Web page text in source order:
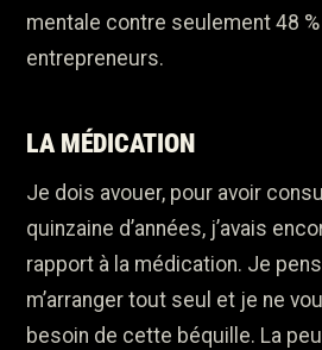
mentale contre seulement 48
entrepreneurs.
LA MÉDICATION
Je dois avouer, pour avoir
quinzaine d’années, j’avais
rapport à la médication. Je
m’arranger tout seul et je ne
besoin de cette béquille. La